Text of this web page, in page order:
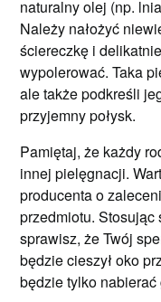
naturalny olej (np.
Należy nałożyć
ściereczkę i
wypolerować. Taka
ale także podkreśli
przyjemny połysk.
Pamiętaj, że każdy
innej pielęgnacji.
producenta o
przedmiotu. Stosując
sprawisz, że Twój
będzie cieszył oko
będzie tylko nabierać